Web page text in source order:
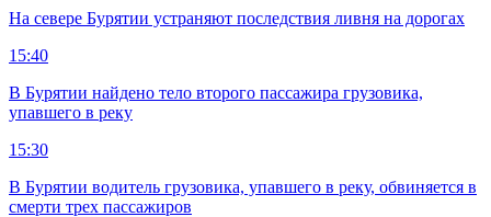
На севере Бурятии устраняют последствия ливня на дорогах
15:40
В Бурятии найдено тело второго пассажира грузовика,
упавшего в реку
15:30
В Бурятии водитель грузовика, упавшего в реку, обвиняется в
смерти трех пассажиров